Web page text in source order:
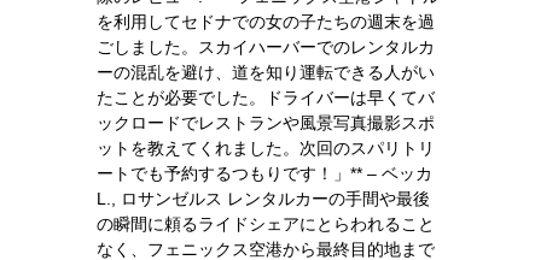
を利用してセドナでの女の子たちの週末を過
ごしました。スカイハーバーでのレンタルカ
ーの混乱を避け、道を知り運転できる人がい
たことが必要でした。ドライバーは早くてバ
ックロードでレストランや風景写真撮影スポ
ットを教えてくれました。次回のスパリトリ
ートでも予約するつもりです！」** – ベッカ
L., ロサンゼルス レンタルカーの手間や最後
の瞬間に頼るライドシェアにとらわれること
なく、フェニックス空港から最終目的地まで